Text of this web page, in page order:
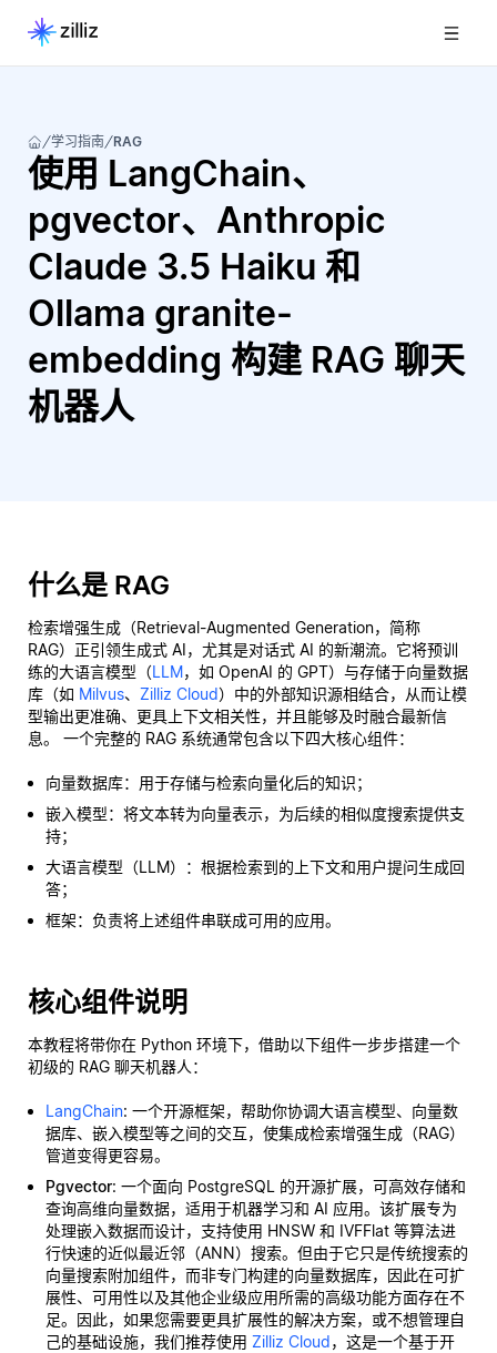
学习指南 RAG
使用 LangChain、
pgvector、Anthropic
Claude 3.5 Haiku 和
Ollama granite-
embedding 构建 RAG 聊天
机器人
什么是 RAG
检索增强生成（Retrieval-Augmented Generation，简称
RAG）正引领生成式 AI，尤其是对话式 AI 的新潮流。它将预训
练的大语言模型（LLM，如 OpenAI 的 GPT）与存储于向量数据
库（如 Milvus、 Zilliz Cloud）中的外部知识源相结合，从而让模
型输出更准确、更具上下文相关性，并且能够及时融合最新信
息。 一个完整的 RAG 系统通常包含以下四大核心组件：
向量数据库：用于存储与检索向量化后的知识；
嵌入模型：将文本转为向量表示，为后续的相似度搜索提供支
持；
大语言模型（LLM）：根据检索到的上下文和用户提问生成回
答；
框架：负责将上述组件串联成可用的应用。
核心组件说明
本教程将带你在 Python 环境下，借助以下组件一步步搭建一个
初级的 RAG 聊天机器人：
LangChain: 一个开源框架，帮助你协调大语言模型、向量数
据库、嵌入模型等之间的交互，使集成检索增强生成（RAG）
管道变得更容易。
Pgvector: 一个面向 PostgreSQL 的开源扩展，可高效存储和
查询高维向量数据，适用于机器学习和 AI 应用。该扩展专为
处理嵌入数据而设计，支持使用 HNSW 和 IVFFlat 等算法进
行快速的近似最近邻（ANN）搜索。但由于它只是传统搜索的
向量搜索附加组件，而非专门构建的向量数据库，因此在可扩
展性、可用性以及其他企业级应用所需的高级功能方面存在不
足。因此，如果您需要更具扩展性的解决方案，或不想管理自
己的基础设施，我们推荐使用 Zilliz Cloud，这是一个基于开